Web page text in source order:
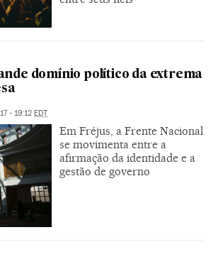
domínio político da extrema
- 19:12 EDT
Em Fréjus, a Frente Nacional
se movimenta entre a
afirmação da identidade e a
gestão de governo